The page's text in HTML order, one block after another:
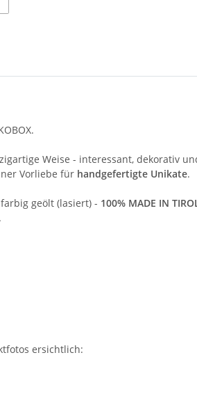
Weise - interessant, dekorativ
Vorliebe für handgefertigte Unikate.
geölt (lasiert) - 100% MADE IN
ersichtlich: